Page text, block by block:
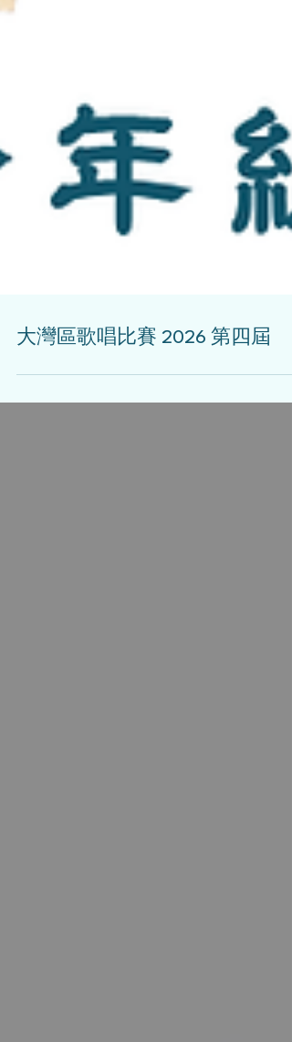
大灣區歌唱比賽 2026 第四屆